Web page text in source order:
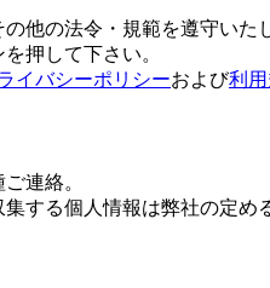
他の法令・規範を遵守いた
押して下さい。
イバシーポリシーおよび利
連絡。
する個人情報は弊社の定め